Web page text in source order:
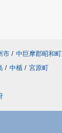
市 / 中巨摩郡昭和町
/ 中楯 / 宮原町